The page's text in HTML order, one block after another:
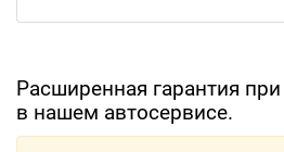
Расширенная гарантия
в нашем автосервисе.